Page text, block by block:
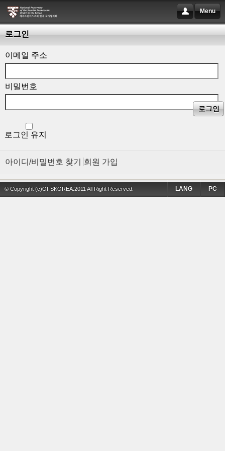
Menu
로그인
이메일 주소
비밀번호
로그인 유지
로그인
아이디/비밀번호 찾기 회원 가입
© Copyright (c)OFSKOREA.2011 All Right Reserved. PC
LANG